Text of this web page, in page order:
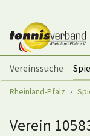
Vereinssuche
Sie sind hier:
Rheinland-Pfalz
Verein